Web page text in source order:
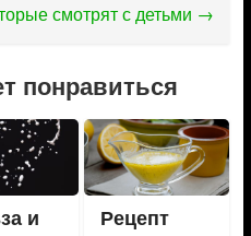
смотрят с детьми →
понравиться
и
Рецепт